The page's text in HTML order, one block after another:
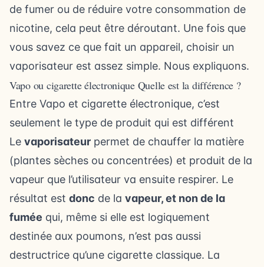
de fumer ou de réduire votre consommation de
nicotine, cela peut être déroutant. Une fois que
vous savez ce que fait un appareil, choisir un
vaporisateur est assez simple. Nous expliquons.
Vapo ou cigarette électronique Quelle est la différence ?
Entre Vapo et cigarette électronique, c’est
seulement le type de produit qui est différent
Le vaporisateur permet de chauffer la matière
(plantes sèches ou concentrées) et produit de la
vapeur que l’utilisateur va ensuite respirer. Le
résultat est donc de la vapeur, et non de la
fumée qui, même si elle est logiquement
destinée aux poumons, n’est pas aussi
destructrice qu’une cigarette classique. La